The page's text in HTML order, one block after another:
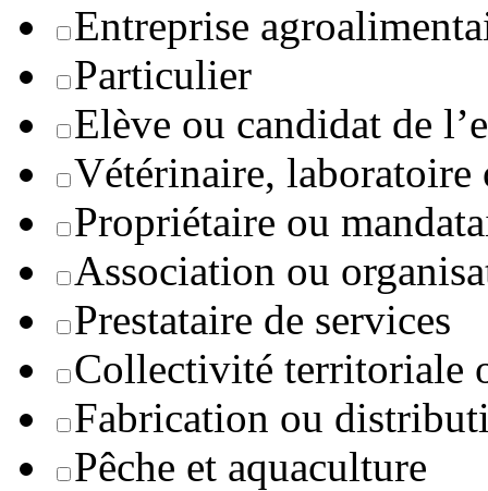
Entreprise
Particulier
Elève ou candidat de
Vétérinaire, laboratoire
Propriétaire ou
Association ou
Prestataire de services
Collectivité territoriale
Fabrication ou
Pêche et aquaculture